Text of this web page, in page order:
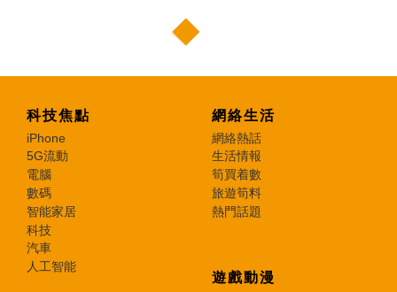
科技焦點
iPhone
5G流動
電腦
數碼
智能家居
科技
汽車
人工智能
網絡生活
網絡熱話
生活情報
筍買着數
旅遊筍料
熱門話題
遊戲動漫